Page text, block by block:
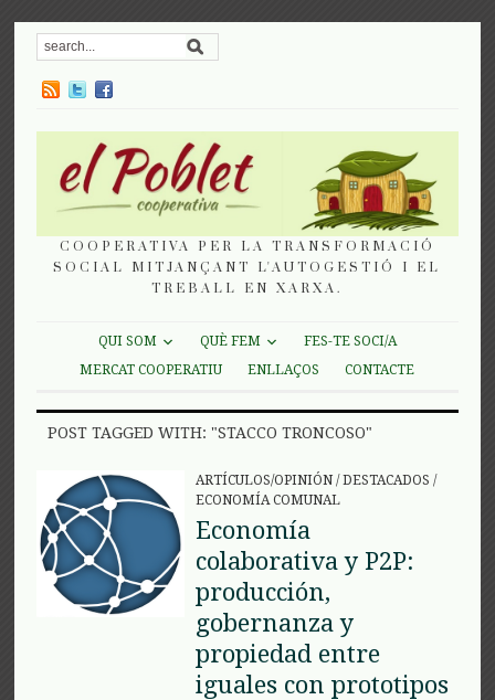
COOPERATIVA PER LA TRANSFORMACIÓ
SOCIAL MITJANÇANT L'AUTOGESTIÓ I EL
TREBALL EN XARXA.
QUI SOM QUÈ FEM
FES-TE SOCI/A
MERCAT COOPERATIU
ENLLAÇOS CONTACTE
POST TAGGED WITH: "STACCO TRONCOSO"
ARTÍCULOS/OPINIÓN/DESTACADOS /
ECONOMÍA COMUNAL
Economía
colaborativa y P2P:
producción,
gobernanza y
propiedad entre
iguales con prototipos